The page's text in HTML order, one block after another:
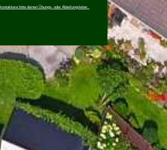
kontaktiere bitte deinen Übungs- oder Abteilungsleiter.